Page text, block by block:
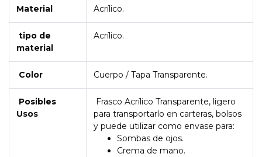
Material Acrílico.
tipo de
material
Acrílico.
Color Cuerpo / Tapa Transparente.
Posibles
Usos
Frasco Acrílico Transparente, ligero
para transportarlo en carteras, bolsos
y puede utilizar como envase para:
Sombas de ojos.
Crema de mano.